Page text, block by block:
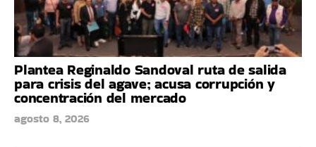
Plantea Reginaldo Sandoval ruta de salida
para crisis del agave; acusa corrupción y
concentración del mercado
agosto 8, 2026